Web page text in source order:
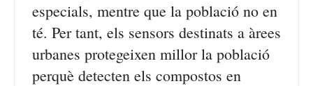
especials, mentre que la població no en
té. Per tant, els sensors destinats a àrees
urbanes protegeixen millor la població
perquè detecten els compostos en